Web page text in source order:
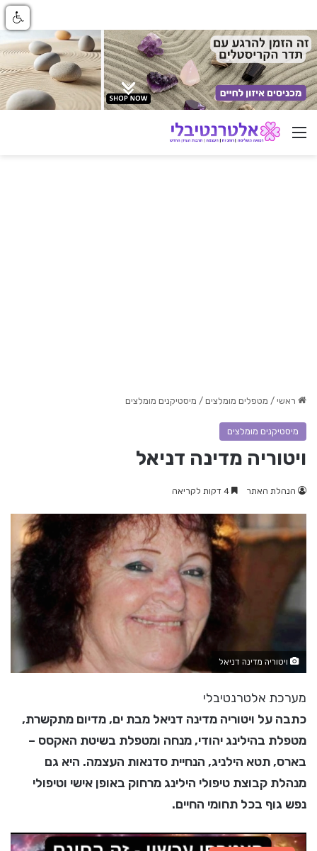
ניווט באתר
ראשי / מטפלים מומלצים / מיסטיקנים מומלצים
מיסטיקנים מומלצים
ויטוריה מדינה דניאל
הנהלת האתר
ויטוריה מדינה דניאל
מערכת אלטרנטיבלי
כתבה על ויטוריה מדינה דניאל מבת ים, מדיום מתקשרת,
מטפלת בהילינג יהודי, מנחה ומטפלת בשיטת האקסס –
בארס, תטא הילניג, הנחיית סדנאות העצמה. היא גם
מנהלת קבוצת טיפולי הילינג מרחוק באופן אישי וטיפולי
נפש גוף בכל תחומי החיים.